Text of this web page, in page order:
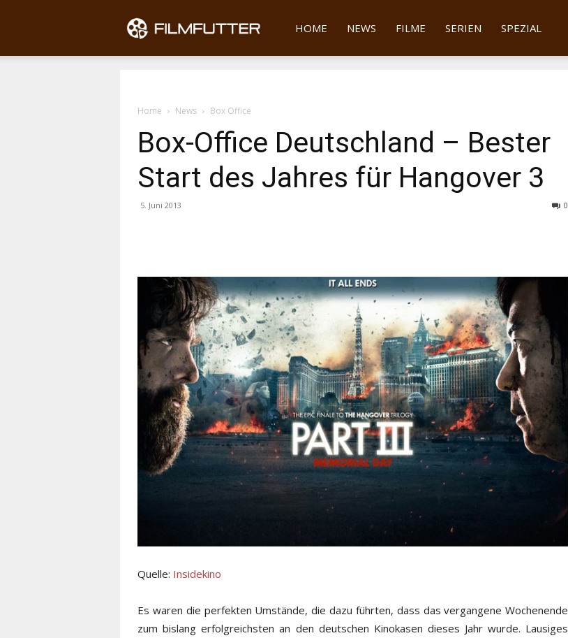
Filmfutter
HOME NEWS FILME SERIEN SPEZIAL
Home News Box Office
Box-Office Deutschland – Bester
Start des Jahres für Hangover 3
5. Juni 2013 0
Quelle: Insidekino
Es waren die perfekten Umstände, die dazu führten, dass das vergangene Wochenende
zum bislang erfolgreichsten an den deutschen Kinokasen dieses Jahr wurde. Lausiges